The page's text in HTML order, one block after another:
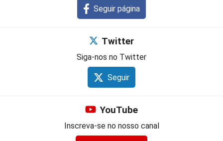
Seguir página
Twitter
Siga-nos no Twitter
Seguir
YouTube
Inscreva-se no nosso canal